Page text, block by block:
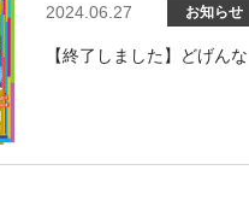
2024.06.27 お知らせ
【終了しました】どげん